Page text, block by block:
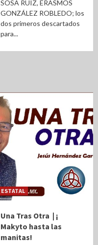
SOSA RUIZ, ERASMOS
GONZÁLEZ ROBLEDO; los
dos primeros descartados
para...
ESTATAL
Una Tras Otra | ¡
Makyto hasta las
manitas!